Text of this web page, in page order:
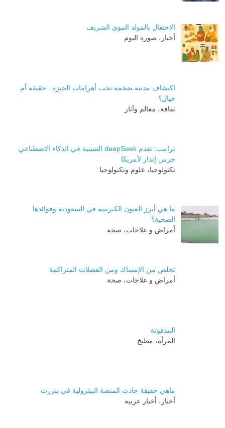
الاحتفال بالمولد النبوي الشريف
أخبار، صورة اليوم
اكتشاف مدينة ضخمة تحت أهرامات الجيزة.. حقيقة أم
خيال؟
ثقافة، معالم وآثار
ترامب: تقدم deepSeek الصينية في الذكاء الاصطناعي
جرس إنذار لأمريكا
تكنولوجيا، علوم وتكنولوجيا
ما هي أبرز العيون الكبريتية في السعودية وفوائدها
الصحية؟
أمراض و علاجات، صحة
تخلص من الإمساك ومن الفضلات المتراكمة
أمراض و علاجات، صحة
المدفونة
المرأة، مطبخ
ماهي حقيقة حادث المنصة البيترولية في بنزرت
أخبار، أخبار عربية